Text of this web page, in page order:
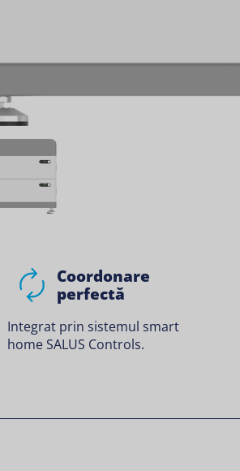
Coordonare
perfectă
Integrat prin sistemul smart
home SALUS Controls.